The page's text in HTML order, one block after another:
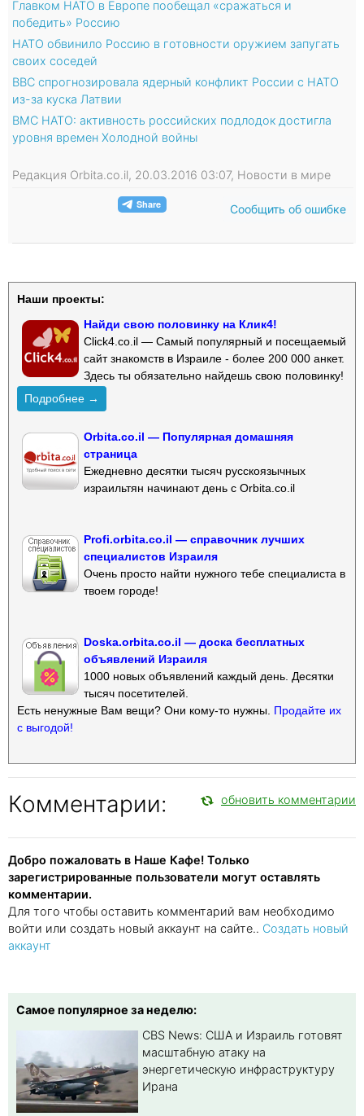
Главком НАТО в Европе пообещал «сражаться и
победить» Россию
НАТО обвинило Россию в готовности оружием запугать
своих соседей
BBC спрогнозировала ядерный конфликт России с НАТО
из-за куска Латвии
ВМС НАТО: активность российских подлодок достигла
уровня времен Холодной войны
Редакция Orbita.co.il, 20.03.2016 03:07, Новости в мире
Сообщить об ошибке
Наши проекты:
Найди свою половинку на Клик4!
Click4.co.il — Самый популярный и посещаемый
сайт знакомств в Израиле - более 200 000 анкет.
Здесь ты обязательно найдешь свою половинку!
Подробнее →
Orbita.co.il — Популярная домашняя
страница
Ежедневно десятки тысяч русскоязычных
израильтян начинают день с Orbita.co.il
Profi.orbita.co.il — справочник лучших
специалистов Израиля
Очень просто найти нужного тебе специалиста в
твоем городе!
Doska.orbita.co.il — доска бесплатных
объявлений Израиля
1000 новых объявлений каждый день. Десятки
тысяч посетителей.
Есть ненужные Вам вещи? Они кому-то нужны. Продайте их
с выгодой!
Комментарии: обновить комментарии
Добро пожаловать в Наше Кафе! Только
зарегистрированные пользователи могут оставлять
комментарии.
Для того чтобы оставить комментарий вам необходимо
войти или создать новый аккаунт на сайте.. Создать новый
аккаунт
Самое популярное за неделю:
CBS News: США и Израиль готовят
масштабную атаку на
энергетическую инфраструктуру
Ирана